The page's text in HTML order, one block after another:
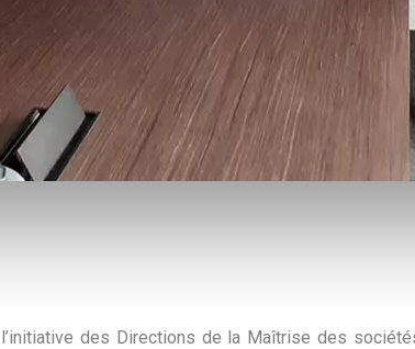
des Directions de la Maîtrise des